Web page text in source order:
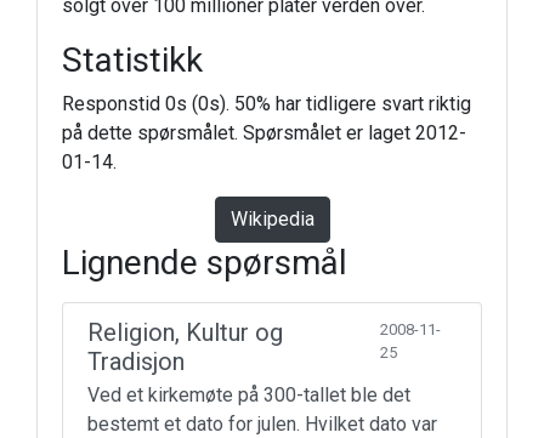
solgt over 100 millioner plater verden over.
Statistikk
Responstid 0s (0s). 50% har tidligere svart riktig
på dette spørsmålet. Spørsmålet er laget 2012-
01-14.
Wikipedia
Lignende spørsmål
Religion, Kultur og
Tradisjon
2008-11-
25
Ved et kirkemøte på 300-tallet ble det
bestemt et dato for julen. Hvilket dato var